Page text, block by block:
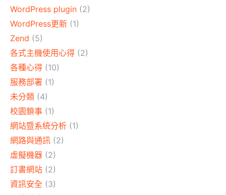
WordPress plugin (2)
WordPress更新 (1)
Zend (5)
各式主機使用心得 (2)
各種心得 (10)
服務部署 (1)
未分類 (4)
校園鎖事 (1)
網站暨系統分析 (1)
網路與通訊 (2)
虛擬機器 (2)
訂書網站 (2)
資訊安全 (3)